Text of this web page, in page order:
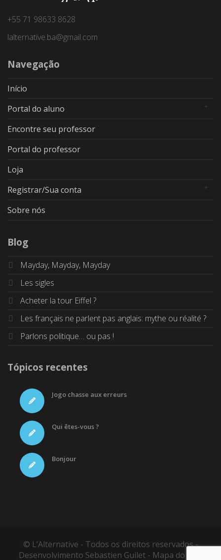
+55 71 98633 8628
lalternative.ba@gmail.com
Navegação
Início
Portal do aluno
Encontre seu professor
Portal do professor
Loja
Registrar/Sua conta
Sobre nós
Blog
Mayday, Mayday, Mayday
Les sigles
Acheter la tour Eiffel ?
Les français ne parlent pas anglais: mythe ou réalité ?
Parlons politique… ou pas !
Tópicos recentes
Jogo chasse aux erreurs
Qui êtes-vous ?
Bonjour
© L’Alternative - Todos os direitos reservados -
Desenvolvimento Sebastien Guilet - Mapa do site